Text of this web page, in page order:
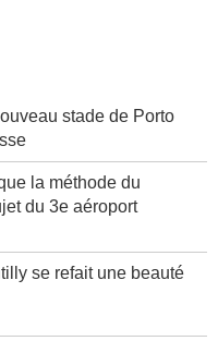
stade de Porto
la méthode du
du 3e aéroport
se refait une beauté